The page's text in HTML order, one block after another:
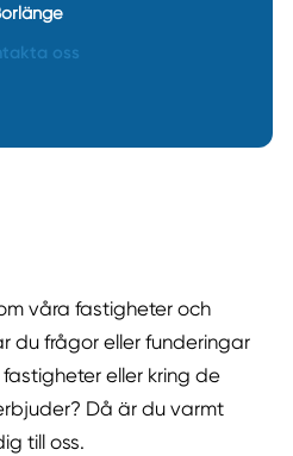
oss
våra fastigheter och
du frågor eller funderingar
eller kring de
Då är du varmt
till oss.